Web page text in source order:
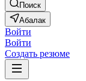
Поиск
Абалак
Войти
Войти
Создать резюме